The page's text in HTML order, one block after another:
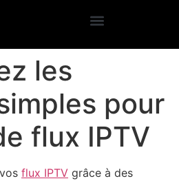
les
pour
flux IPTV
flux IPTV grâce à des